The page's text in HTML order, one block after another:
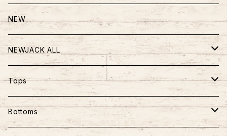
NEW
NEWJACK ALL
TOPS
PANTS
Tops
半袖
Bottoms